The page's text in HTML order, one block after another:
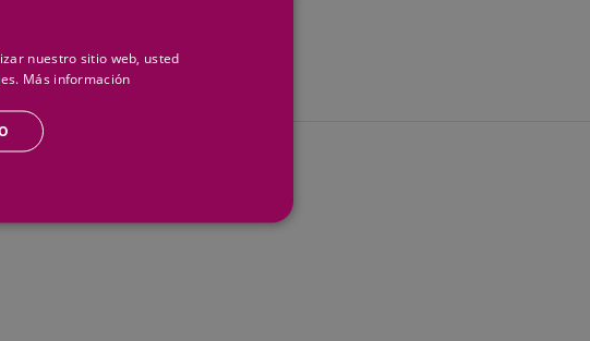
nuestro sitio web, usted
Más información